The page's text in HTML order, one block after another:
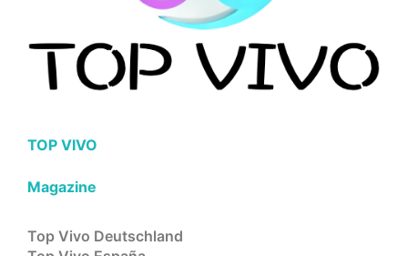
TOP VIVO
Magazine
Top Vivo Deutschland